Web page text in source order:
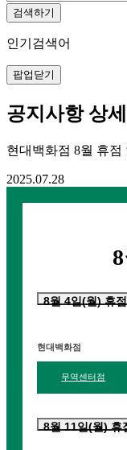
검색하기
인기검색어
팝업닫기
공지사항 상세
현대백화점 8월 휴점
2025.07.28
8월 4일(월) 휴
현대백화점
무역센터점
8월 11일(월) 휴